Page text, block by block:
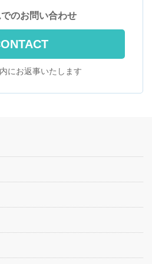
のお問い合わせ
にお返事いたします